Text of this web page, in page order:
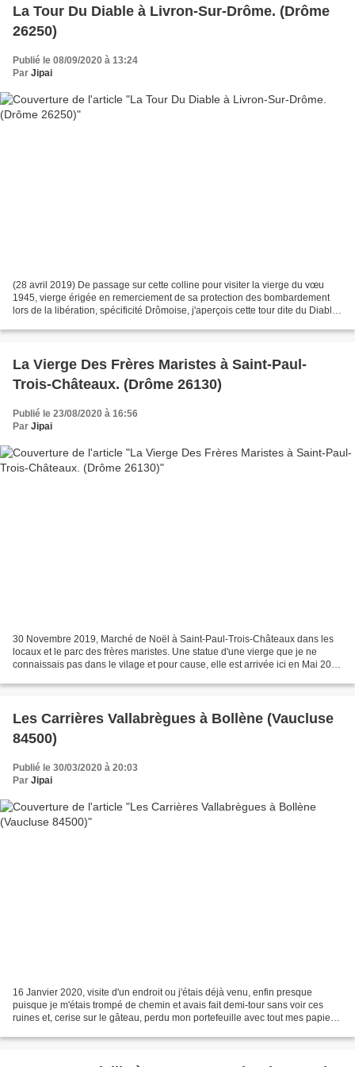
La Tour Du Diable à Livron-Sur-Drôme. (Drôme
26250)
Publié le 08/09/2020 à 13:24
Par Jipai
(28 avril 2019) De passage sur cette colline pour visiter la vierge du vœu
1945, vierge érigée en remerciement de sa protection des bombardement
lors de la libération, spécificité Drômoise, j'aperçois cette tour dite du Diable,
La Vierge Des Frères Maristes à Saint-Paul-
Trois-Châteaux. (Drôme 26130)
Publié le 23/08/2020 à 16:56
Par Jipai
30 Novembre 2019, Marché de Noël à Saint-Paul-Trois-Châteaux dans les
locaux et le parc des frères maristes. Une statue d'une vierge que je ne
connaissais pas dans le vilage et pour cause, elle est arrivée ici en Mai 2015
Les Carrières Vallabrègues à Bollène (Vaucluse
84500)
Publié le 30/03/2020 à 20:03
Par Jipai
16 Janvier 2020, visite d'un endroit ou j'étais déjà venu, enfin presque
puisque je m'étais trompé de chemin et avais fait demi-tour sans voir ces
ruines et, cerise sur le gâteau, perdu mon portefeuille avec tout mes papiers,